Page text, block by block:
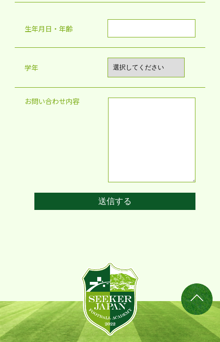
生年月日・年齢
学年
お問い合わせ内容